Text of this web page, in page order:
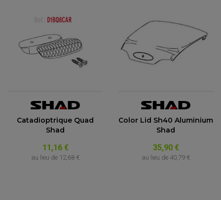
Catadioptrique Quad
Shad
11,16 €
au lieu de 12,68 €
Color Lid Sh40 Aluminium
Shad
35,90 €
au lieu de 40,79 €